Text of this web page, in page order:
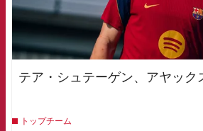
テア・シュテーゲン、アヤック
トップチーム